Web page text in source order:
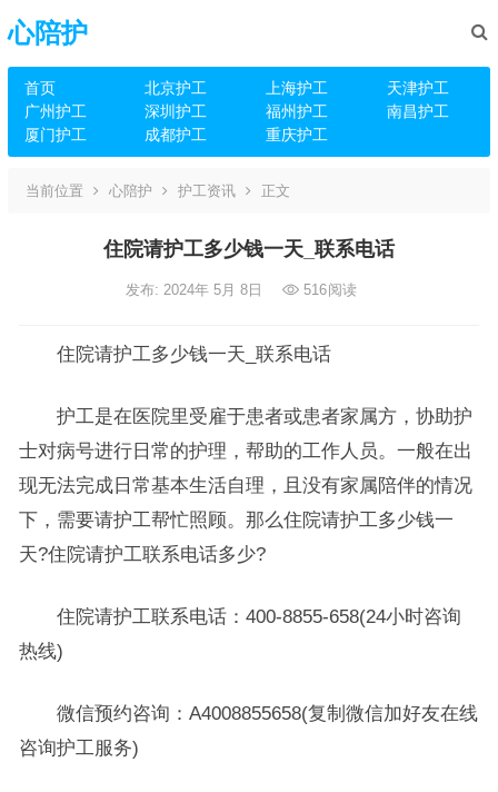
心陪护
首页 北京护工 上海护工
天津护工
广州护工
深圳护工 福州护工
南昌护工
厦门护工
成都护工 重庆护工
当前位置 心陪护 护工资讯 正文
住院请护工多少钱一天_联系电话
发布: 2024年 5月 8日 516阅读
住院请护工多少钱一天_联系电话
护工是在医院里受雇于患者或患者家属方，协助护
士对病号进行日常的护理，帮助的工作人员。一般在出
现无法完成日常基本生活自理，且没有家属陪伴的情况
下，需要请护工帮忙照顾。那么住院请护工多少钱一
天?住院请护工联系电话多少?
住院请护工联系电话：400-8855-658(24小时咨询
热线)
微信预约咨询：A4008855658(复制微信加好友在线
咨询护工服务)